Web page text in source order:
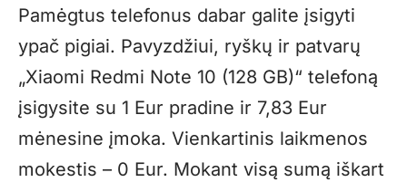
Pamėgtus telefonus dabar galite įsigyti
ypač pigiai. Pavyzdžiui, ryškų ir patvarų
„Xiaomi Redmi Note 10 (128 GB)“ telefoną
įsigysite su 1 Eur pradine ir 7,83 Eur
mėnesine įmoka. Vienkartinis laikmenos
mokestis – 0 Eur. Mokant visą sumą iškart